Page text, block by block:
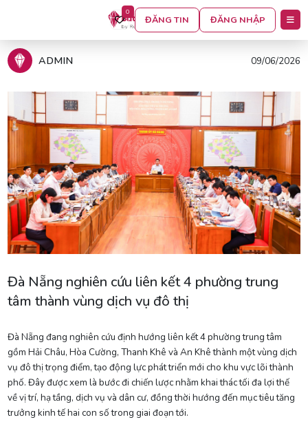
0
ĐĂNG TIN ĐĂNG NHẬP
ADMIN 09/06/2026
Đà Nẵng nghiên cứu liên kết 4 phường trung
tâm thành vùng dịch vụ đô thị
Đà Nẵng đang nghiên cứu định hướng liên kết 4 phường trung tâm
gồm Hải Châu, Hòa Cường, Thanh Khê và An Khê thành một vùng dịch
vụ đô thị trọng điểm, tạo động lực phát triển mới cho khu vực lõi thành
phố. Đây được xem là bước đi chiến lược nhằm khai thác tối đa lợi thế
về vị trí, hạ tầng, dịch vụ và dân cư, đồng thời hướng đến mục tiêu tăng
trưởng kinh tế hai con số trong giai đoạn tới.